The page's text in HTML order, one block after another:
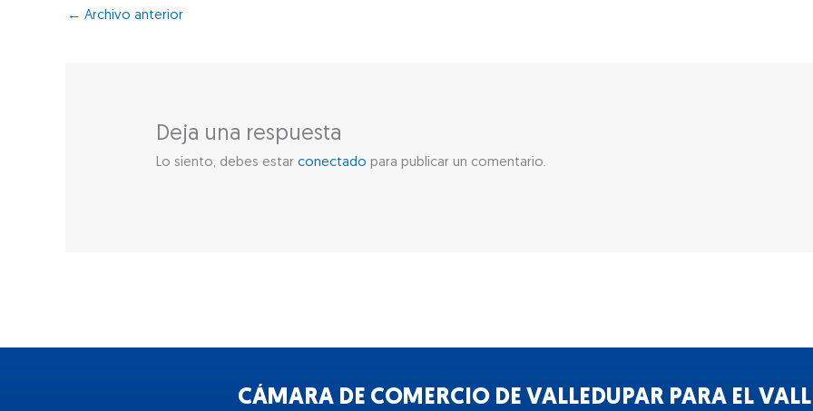
← Archivo anterior
Deja una respuesta
Lo siento, debes estarconectado para publicar un comentario.
CÁMARA DE COMERCIO DE VALLEDUPAR PARA EL